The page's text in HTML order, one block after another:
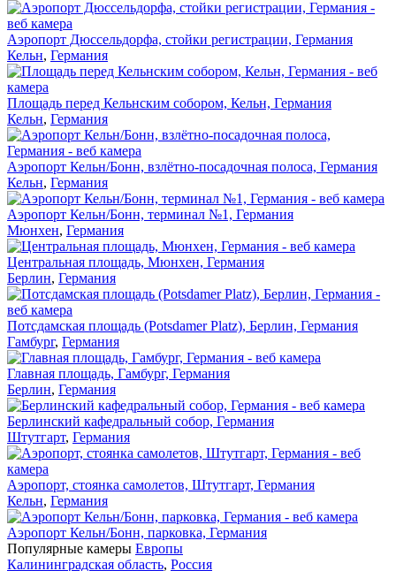
Аэропорт Дюссельдорфа, стойки регистрации, Германия
Кельн, Германия
Площадь перед Кельнским собором, Кельн, Германия
Кельн, Германия
Аэропорт Кельн/Бонн, взлётно-посадочная полоса, Германия
Кельн, Германия
Аэропорт Кельн/Бонн, терминал №1, Германия
Мюнхен, Германия
Центральная площадь, Мюнхен, Германия
Берлин, Германия
Потсдамская площадь (Potsdamer Platz), Берлин, Германия
Гамбург, Германия
Главная площадь, Гамбург, Германия
Берлин, Германия
Берлинский кафедральный собор, Германия
Штутгарт, Германия
Аэропорт, стоянка самолетов, Штутгарт, Германия
Кельн, Германия
Аэропорт Кельн/Бонн, парковка, Германия
Популярные камеры Европы
Калининградская область, Россия